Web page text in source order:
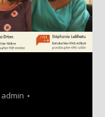
admin